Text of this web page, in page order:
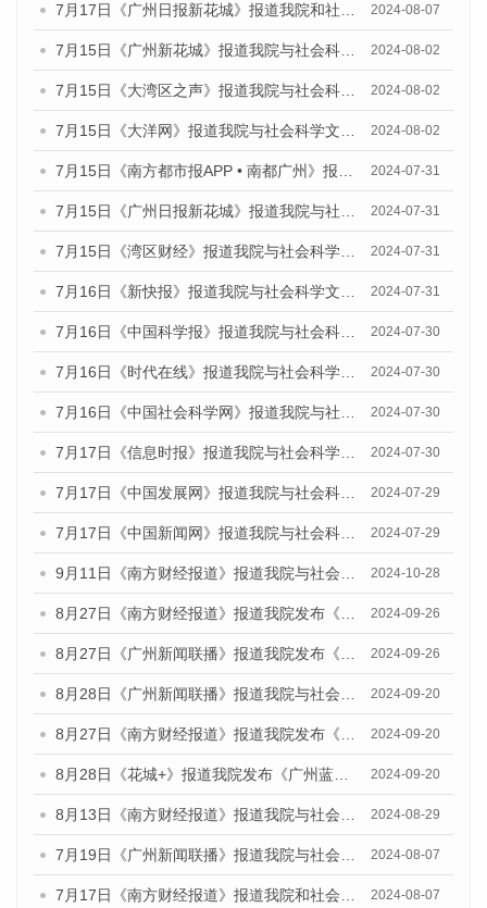
7月17日《广州日报新花城》报道我院和社会科学文献出版社联合发布《广州蓝皮书：广州数字经济发展报告（2024）》的媒体文章 2024-08-07
7月15日《广州新花城》报道我院与社会科学文献出版社联合发布《广州蓝皮书：广州社会发展报告(2024)》的媒体文章 2024-08-02
7月15日《大湾区之声》报道我院与社会科学文献出版社联合发布《广州蓝皮书：广州社会发展报告(2024)》的媒体文章 2024-08-02
7月15日《大洋网》报道我院与社会科学文献出版社联合发布《广州蓝皮书：广州社会发展报告(2024)》的媒体文章 2024-08-02
7月15日《南方都市报APP • 南都广州》报道我院与社会科学文献出版社联合发布《广州蓝皮书：广州社会发展报告(2024)》的媒体文章 2024-07-31
7月15日《广州日报新花城》报道我院与社会科学文献出版社联合发布《广州蓝皮书：广州社会发展报告(2024)》的媒体文章 2024-07-31
7月15日《湾区财经》报道我院与社会科学文献出版社联合发布《广州蓝皮书：广州社会发展报告(2024)》的媒体文章 2024-07-31
7月16日《新快报》报道我院与社会科学文献出版社联合发布《广州蓝皮书：广州社会发展报告(2024)》的媒体文章 2024-07-31
7月16日《中国科学报》报道我院与社会科学文献出版社联合发布《广州蓝皮书：广州社会发展报告(2024)》的媒体文章 2024-07-30
7月16日《时代在线》报道我院与社会科学文献出版社联合发布《广州蓝皮书：广州社会发展报告(2024)》的媒体文章 2024-07-30
7月16日《中国社会科学网》报道我院与社会科学文献出版社联合发布《广州蓝皮书：广州社会发展报告(2024)》的媒体文章 2024-07-30
7月17日《信息时报》报道我院与社会科学文献出版社联合发布《广州蓝皮书：广州社会发展报告(2024)》的媒体文章 2024-07-30
7月17日《中国发展网》报道我院与社会科学文献出版社联合发布《广州蓝皮书：广州社会发展报告(2024)》的媒体文章 2024-07-29
7月17日《中国新闻网》报道我院与社会科学文献出版社联合发布《广州蓝皮书：广州社会发展报告(2024)》的媒体文章 2024-07-29
9月11日《南方财经报道》报道我院与社会科学文献出版社联合发布了《广州蓝皮书：广州金融发展报告（2024）》的视频采访 2024-10-28
8月27日《南方财经报道》报道我院发布《广州蓝皮书：广州创新型城市发展报告（2024）》的视频采访 2024-09-26
8月27日《广州新闻联播》报道我院发布《广州蓝皮书：广州创新型城市发展报告（2024）》的视频采访 2024-09-26
8月28日《广州新闻联播》报道我院与社会科学文献出版社联合发布《广州蓝皮书：广州城市国际化发展报告（2024）》的视频采访 2024-09-20
8月27日《南方财经报道》报道我院发布《广州蓝皮书：广州创新型城市发展报告（2024）》的视频采访 2024-09-20
8月28日《花城+》报道我院发布《广州蓝皮书：广州城市国际化发展报告（2024）》的视频采访 2024-09-20
8月13日《南方财经报道》报道我院与社会科学文献出版社联合发布的《广州蓝皮书：广州国际商贸中心发展报告（2024）》视频采访 2024-08-29
7月19日《广州新闻联播》报道我院与社会科学文献出版社联合发布《广州蓝皮书：广州社会发展报告(2024)》的视频采访 2024-08-07
7月17日《南方财经报道》报道我院和社会科学文献出版社联合发布《广州蓝皮书：广州数字经济发展报告（2024）》的视频采访 2024-08-07